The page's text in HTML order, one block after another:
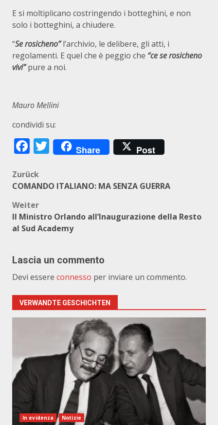
E si moltiplicano costringendo i botteghini, e non
solo i botteghini, a chiudere.
“Se rosicheno”l’archivio, le delibere, gli atti, i
regolamenti. E quel che è peggio che “ce se rosicheno
vivi”pure a noi.
Mauro Mellini
condividi su:
Facebook
Twitter
Share Post
Beitragsnavigation
Zurück
COMANDO ITALIANO: MA SENZA GUERRA
Weiter
Il Ministro Orlando all’Inaugurazione della Resto
al Sud Academy
Lascia un commento
Devi essere connesso per inviare un commento.
VERWANDTE GESCHICHTEN
In evidenza Notizie